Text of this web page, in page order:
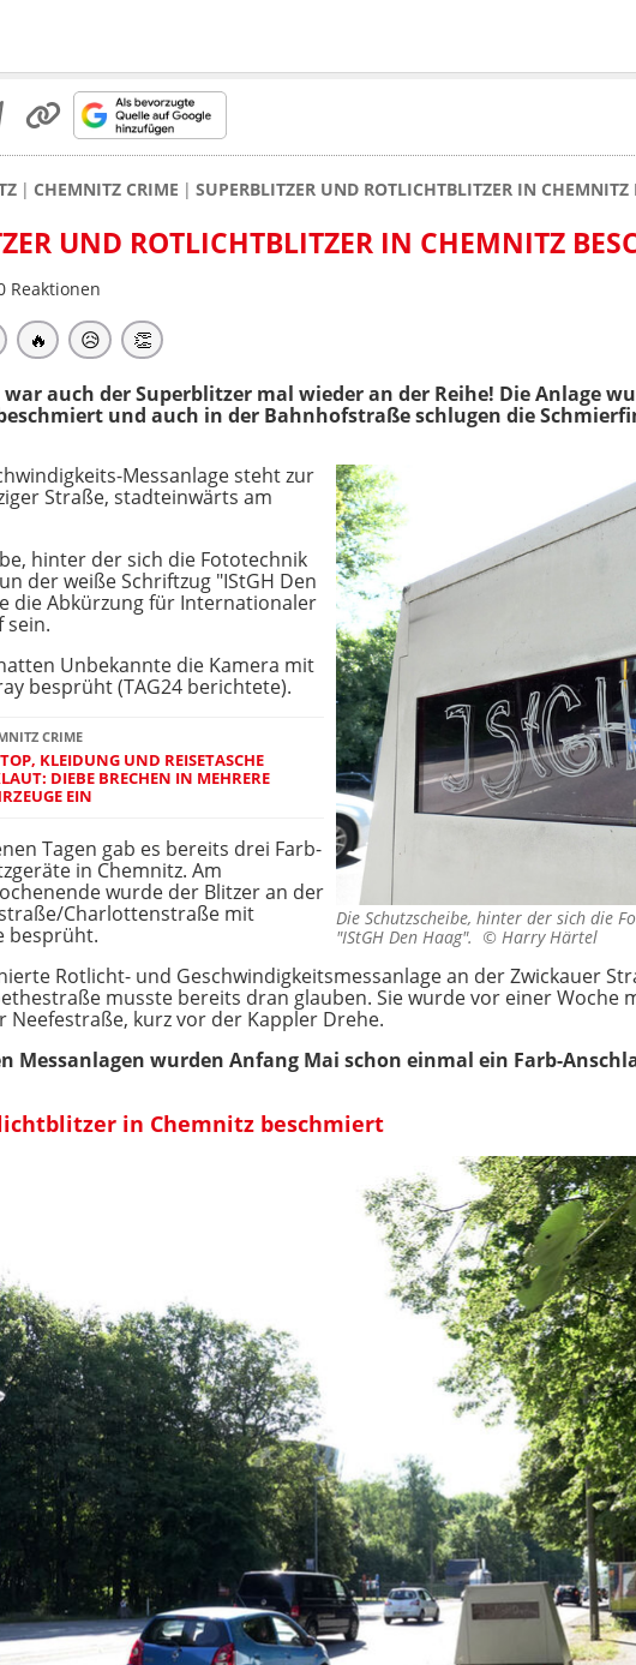
CHEMNITZ CRIME SUPERBLITZER UND ROTLICHTBLITZER IN CHEMNITZ
UND ROTLICHTBLITZER IN CHEMNITZ
Reaktionen
🔥 😥 👏
auch der Superblitzer mal wieder an der Reihe! Die Anlage
und auch in der Bahnhofstraße schlugen die
Die Schutzscheibe, hinter der sich die
"IStGH Den Haag". © Harry Härtel
Messanlage steht zur
Straße, stadteinwärts am
hinter der sich die Fototechnik
der weiße Schriftzug "IStGH Den
die Abkürzung für Internationaler
sein.
Unbekannte die Kamera mit
besprüht (TAG24 berichtete).
CRIME
KLEIDUNG UND REISETASCHE
DIEBE BRECHEN IN MEHRERE
EIN
Tagen gab es bereits drei Farb-
in Chemnitz. Am
wurde der Blitzer an der
Charlottenstraße mit
besprüht.
Rotlicht- und Geschwindigkeitsmessanlage an der Zwickauer
musste bereits dran glauben. Sie wurde vor einer Woche
Neefestraße, kurz vor der Kappler Drehe.
Messanlagen wurden Anfang Mai schon einmal ein Farb-
in Chemnitz beschmiert